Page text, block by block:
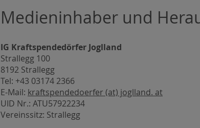
Medieninhaber und
IG Kraftspendedörfer Joglland
Strallegg 100
8192 Strallegg
Tel: +43 03174 2366
E-Mail: kraftspendedoerfer (at) joglland. at
UID Nr.: ATU57922234
Vereinssitz: Strallegg